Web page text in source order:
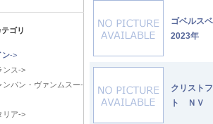
ゴリ
ン->
ンス->
ンパン・ヴァンムスー-
リア->
ゴベルス
2023年
クリスト
ト ＮＶ